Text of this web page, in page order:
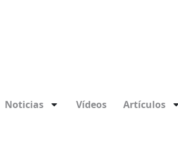
Noticias Vídeos Artículos